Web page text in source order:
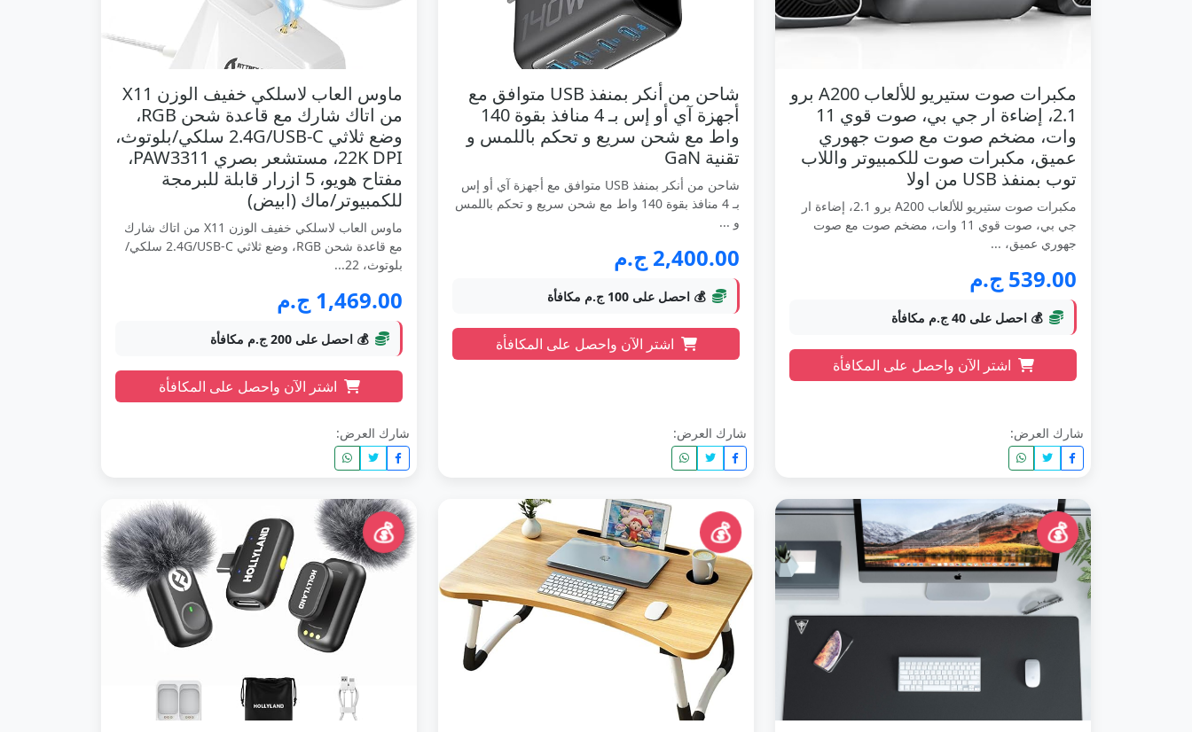
مكبرات صوت ستيريو للألعاب A200 برو
2.1، إضاءة ار جي بي، صوت قوي 11
وات، مضخم صوت مع صوت جهوري
عميق، مكبرات صوت للكمبيوتر واللاب
توب بمنفذ USB من اولا
مكبرات صوت ستيريو للألعاب A200 برو 2.1، إضاءة ار
جي بي، صوت قوي 11 وات، مضخم صوت مع صوت
جهوري عميق، ...
539.00 ج.م
💰 احصل على 40 ج.م مكافأة
اشتر الآن واحصل على المكافأة
شارك العرض:
شاحن من أنكر بمنفذ USB متوافق مع
أجهزة آي أو إس بـ 4 منافذ بقوة 140
واط مع شحن سريع و تحكم باللمس و
تقنية GaN
شاحن من أنكر بمنفذ USB متوافق مع أجهزة آي أو إس
بـ 4 منافذ بقوة 140 واط مع شحن سريع و تحكم باللمس
و ...
2,400.00 ج.م
💰 احصل على 100 ج.م مكافأة
اشتر الآن واحصل على المكافأة
شارك العرض:
ماوس العاب لاسلكي خفيف الوزن X11
من اتاك شارك مع قاعدة شحن RGB،
وضع ثلاثي 2.4G/USB-C سلكي/بلوتوث،
22K DPI، مستشعر بصري PAW3311،
مفتاح هويو، 5 ازرار قابلة للبرمجة
للكمبيوتر/ماك (ابيض)
ماوس العاب لاسلكي خفيف الوزن X11 من اتاك شارك
مع قاعدة شحن RGB، وضع ثلاثي 2.4G/USB-C سلكي/
بلوتوث، 22...
1,469.00 ج.م
💰 احصل على 200 ج.م مكافأة
اشتر الآن واحصل على المكافأة
شارك العرض:
💰
💰
💰